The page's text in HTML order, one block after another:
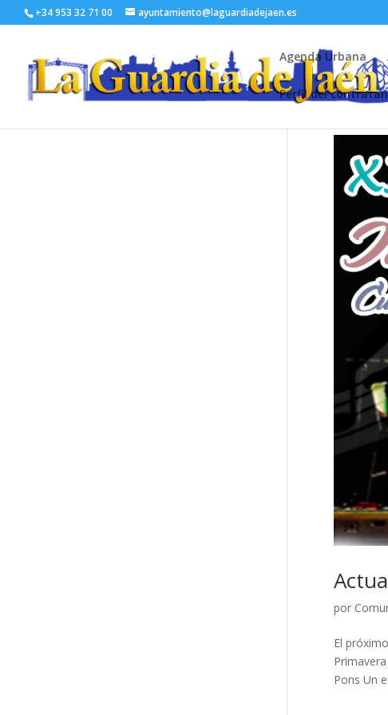
+34 953 32 71 00 ayuntamiento@laguardiadejaen.es
Agenda Urbana
Perfil del
por
El
Pons Un